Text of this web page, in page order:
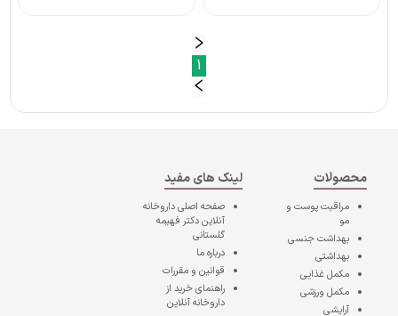
1
محصولات
مراقبت پوست و
مو
بهداشت جنسی
بهداشتی
مکمل غذایی
مکمل ورزشی
آرایشی
لینک های مفید
صفحه اصلیداروخانه
آنلاین دکتر فهیمه
گلستانی
درباره ما
قوانین و مقررات
راهنمای خرید از
داروخانه آنلاین